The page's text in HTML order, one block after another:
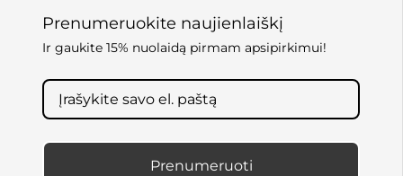
Prenumeruokite naujienlaiškį
Ir gaukite 15% nuolaidą pirmam apsipirkimui!
Prenumeruoti